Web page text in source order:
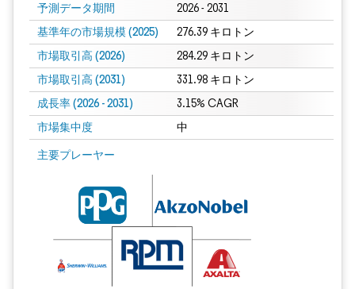
予測データ期間 2026 - 2031
基準年の市場規模 (2025) 276.39 キロトン
市場取引高 (2026) 284.29 キロトン
市場取引高 (2031) 331.98 キロトン
成長率 (2026 - 2031) 3.15% CAGR
市場集中度 中
主要プレーヤー
画像 © Mordor Intelligence。再利用にはCC BY 4.0の表示が必要です。